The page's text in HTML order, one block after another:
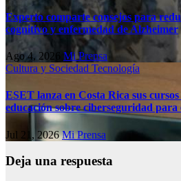
Experto comparte consejos para
cognitivo у enfermedad de Alzheimer
Ago 4, 2026 Mi Prensa
Cultura y Sociedad Tecnología
ESET lanza en Costa Rica sus
educación sobre ciberseguridad para
Jul 21, 2026Mi Prensa
Deja una respuesta